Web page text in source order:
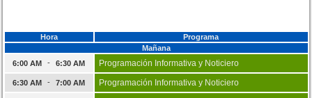
Hora
Programa
Mañana
6:00 AM
- 6:30 AM Programación Informativa y Noticiero
6:30 AM - 7:00 AM Programación Informativa y Noticiero